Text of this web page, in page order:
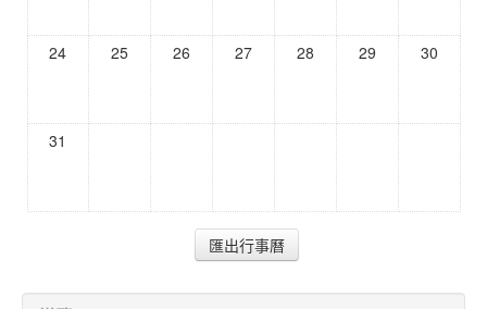
24 25 26 27 28 29 30
31